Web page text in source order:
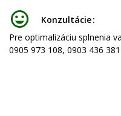
Konzultácie
Pre optimalizáciu splnenia
0905 973 108, 0903 436 381